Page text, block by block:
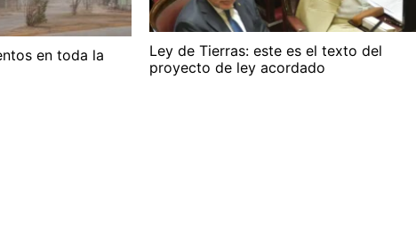
en toda la
Ley de Tierras: este es el texto del
proyecto de ley acordado